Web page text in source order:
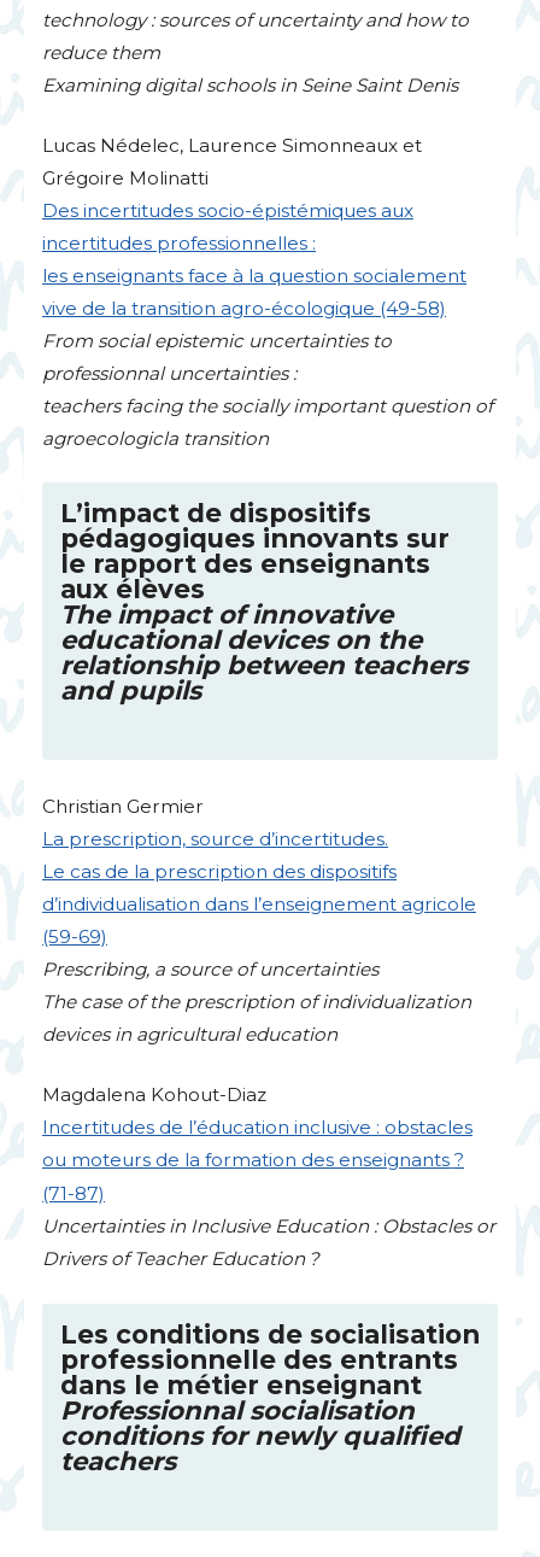
technology : sources of uncertainty and how to
reduce them
Examining digital schools in Seine Saint Denis
Lucas Nédelec, Laurence Simonneaux et
Grégoire Molinatti
Des incertitudes socio-épistémiques aux
incertitudes professionnelles :
les enseignants face à la question socialement
vive de la transition agro-écologique (49-58)
From social epistemic uncertainties to
professionnal uncertainties :
teachers facing the socially important question of
agroecologicla transition
L’impact de dispositifs
pédagogiques innovants sur
le rapport des enseignants
aux élèves
The impact of innovative
educational devices on the
relationship between teachers
and pupils
Christian Germier
La prescription, source d’incertitudes.
Le cas de la prescription des dispositifs
d’individualisation dans l’enseignement agricole
(59-69)
Prescribing, a source of uncertainties
The case of the prescription of individualization
devices in agricultural education
Magdalena Kohout-Diaz
Incertitudes de l’éducation inclusive : obstacles
ou moteurs de la formation des enseignants ?
(71-87)
Uncertainties in Inclusive Education : Obstacles or
Drivers of Teacher Education ?
Les conditions de socialisation
professionnelle des entrants
dans le métier enseignant
Professionnal socialisation
conditions for newly qualified
teachers